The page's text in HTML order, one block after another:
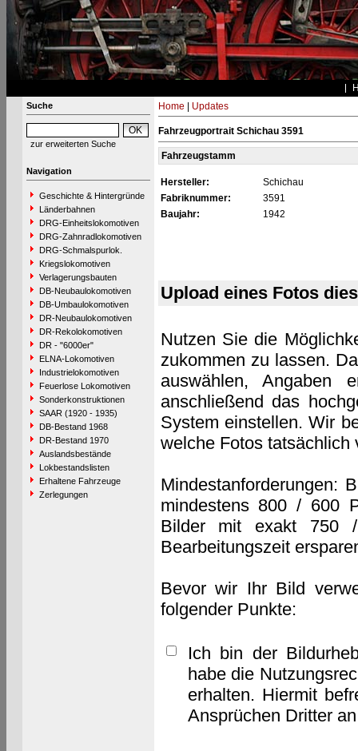
Suche
zur erweiterten Suche
Navigation
Geschichte & Hintergründe
Länderbahnen
DRG-Einheitslokomotiven
DRG-Zahnradlokomotiven
DRG-Schmalspurlok.
Kriegslokomotiven
Verlagerungsbauten
DB-Neubaulokomotiven
DB-Umbaulokomotiven
DR-Neubaulokomotiven
DR-Rekolokomotiven
DR - "6000er"
ELNA-Lokomotiven
Industrielokomotiven
Feuerlose Lokomotiven
Sonderkonstruktionen
SAAR (1920 - 1935)
DB-Bestand 1968
DR-Bestand 1970
Auslandsbestände
Lokbestandslisten
Erhaltene Fahrzeuge
Zerlegungen
Home Updates
Fahrzeugportrait Schichau 3591
Fahrzeugstamm
Hersteller:
Schichau
Fabriknummer:
3591
Baujahr:
1942
Upload eines Fotos
Nutzen Sie die
zukommen zu lassen.
auswählen, Angaben
anschließend das
System einstellen. Wir
welche Fotos tatsächlich
Mindestanforderungen:
mindestens 800 / 600
Bilder mit exakt 750
Bearbeitungszeit
Bevor wir Ihr Bild
folgender Punkte:
Ich bin der
habe die
erhalten. Hiermit
Ansprüchen Dritter